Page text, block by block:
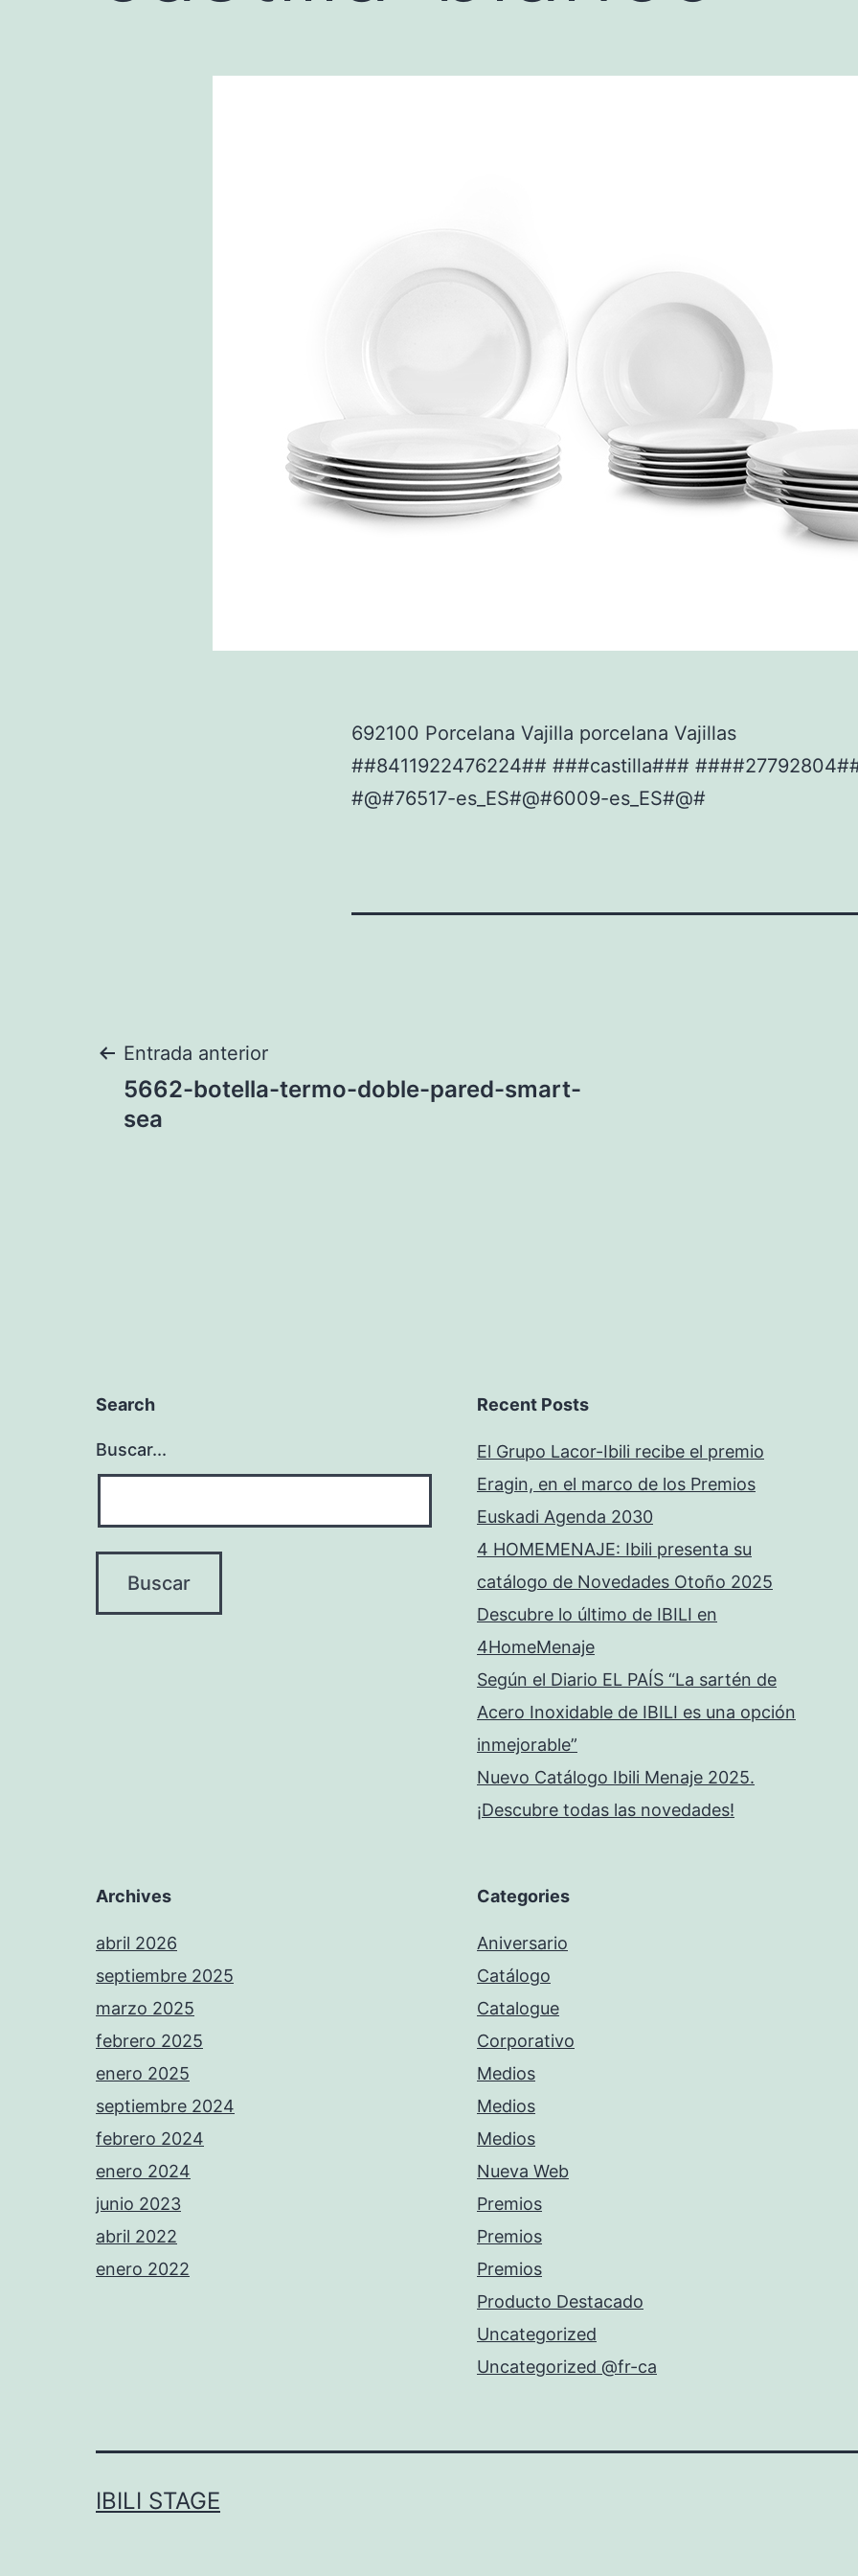
692100 Porcelana Vajilla porcelana Vajillas
##8411922476224## ###castilla###
#@#76517-es_ES#@#6009-es_ES#@#
Navegación
de
Entrada anterior
5662-botella-termo-doble-pared-smart-
sea
Search
Buscar...
Recent Posts
El Grupo Lacor-Ibili recibe el premio
Eragin, en el marco de los Premios
Euskadi Agenda 2030
4 HOMEMENAJE: Ibili presenta su
catálogo de Novedades Otoño 2025
Descubre lo último de IBILI en
4HomeMenaje
Según el Diario EL PAÍS “La sartén de
Acero Inoxidable de IBILI es una opción
inmejorable”
Nuevo Catálogo Ibili Menaje 2025.
¡Descubre todas las novedades!
Archives
abril 2026
septiembre 2025
marzo 2025
febrero 2025
enero 2025
septiembre 2024
febrero 2024
enero 2024
junio 2023
abril 2022
enero 2022
Categories
Aniversario
Catálogo
Catalogue
Corporativo
Medios
Medios
Medios
Nueva Web
Premios
Premios
Premios
Producto Destacado
Uncategorized
Uncategorized @fr-ca
IBILI STAGE